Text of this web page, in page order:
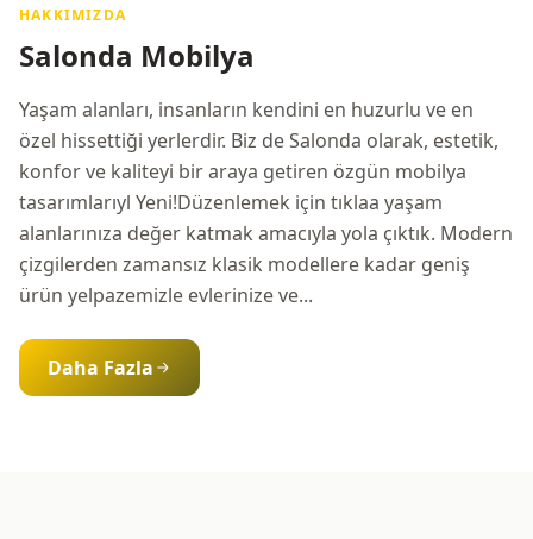
HAKKIMIZDA
Salonda Mobilya
Yaşam alanları, insanların kendini en huzurlu ve en
özel hissettiği yerlerdir. Biz de Salonda olarak, estetik,
konfor ve kaliteyi bir araya getiren özgün mobilya
tasarımlarıyl Yeni!Düzenlemek için tıklaa yaşam
alanlarınıza değer katmak amacıyla yola çıktık. Modern
çizgilerden zamansız klasik modellere kadar geniş
ürün yelpazemizle evlerinize ve...
Daha Fazla